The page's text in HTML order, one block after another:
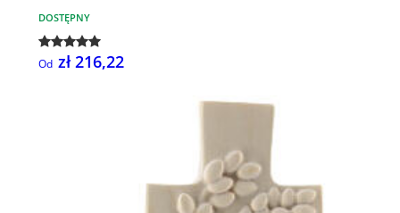
DOSTĘPNY
Od zł 216,22